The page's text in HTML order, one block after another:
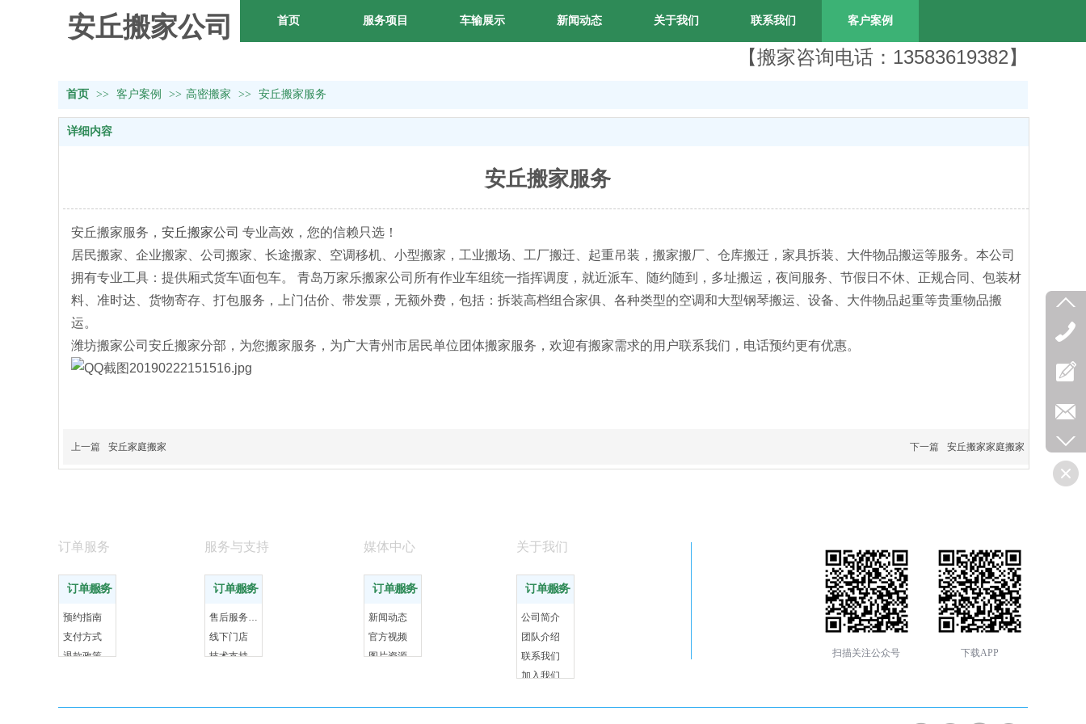
安丘搬家公司
【搬家咨询电话：13583619382】
首页 服务项目 车输展示 新闻动态 关于我们 联系我们 客户案例
首页 >> 客户案例 >> 高密搬家 >> 安丘搬家服务
详细内容
安丘搬家服务
安丘搬家服务， 安丘搬家公司 专业高效，您的信赖只选！
居民搬家、企业搬家、公司搬家、长途搬家、空调移机、小型搬家，工业搬场、工厂搬迁、起重吊装，搬家搬厂、仓库搬迁，家具拆装、大件物品搬运等服务。本公司
拥有专业工具：提供厢式货车\面包车。 青岛万家乐搬家公司所有作业车组统一指挥调度，就近派车、随约随到，多址搬运，夜间服务、节假日不休、正规合同、包装材
料、准时达、货物寄存、打包服务，上门估价、带发票，无额外费，包括：拆装高档组合家俱、各种类型的空调和大型钢琴搬运、设备、大件物品起重等贵重物品搬
运。
潍坊搬家公司安丘搬家分部，为您搬家服务，为广大青州市居民单位团体搬家服务，欢迎有搬家需求的用户联系我们，电话预约更有优惠。
上一篇 安丘家庭搬家 下一篇 安丘搬家家庭搬家
订单服务
更多
预约指南
支付方式
退款政策
订单服务
更多
售后服务政策
线下门店
技术支持
订单服务
更多
新闻动态
官方视频
图片资源
订单服务
更多
公司简介
团队介绍
联系我们
加入我们
订单服务 服务与支持 媒体中心 关于我们
扫描关注公众号 下载APP